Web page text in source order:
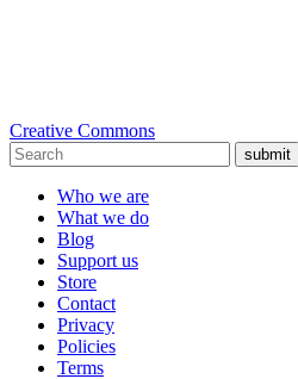
Creative Commons
submit
Who we are
What we do
Blog
Support us
Store
Contact
Privacy
Policies
Terms